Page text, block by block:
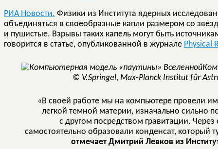
РИА Новости. Физики из Института ядерных
объединяться в своеобразные капли размером со
и пушистые. Взрывы таких капель могут быть
говорится в статье, опубликованной в журнале Physical
© V.Springel, Max-Planck Institut für
«В своей работе мы на компьютере провели
легкой темной материи, изначально сильно
с другом посредством гравитации.
самостоятельно образовали конденсат, который
отмечает Дмитрий Левков из